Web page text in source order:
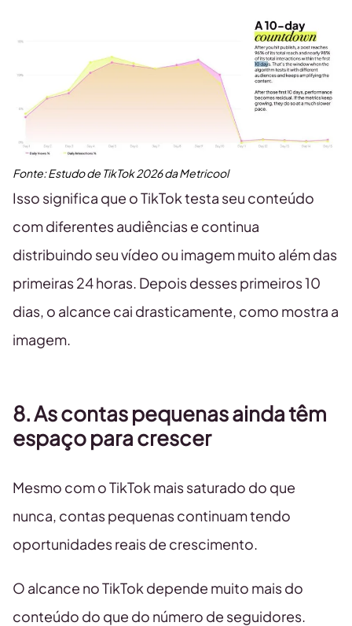
Fonte:Estudo de TikTok2026da Metricool
Isso significa que o TikTok testa seu conteúdo
com diferentes audiências e continua
distribuindo seu vídeo ou imagem muito além das
primeiras 24 horas. Depois desses primeiros 10
dias, o alcance cai drasticamente, como mostra a
imagem.
8. As contas pequenas ainda têm
espaço para crescer
Mesmo com o TikTok mais saturado do que
nunca, contas pequenas continuam tendo
oportunidades reais de crescimento.
O alcance no TikTok depende muito mais do
conteúdo do que do número de seguidores.